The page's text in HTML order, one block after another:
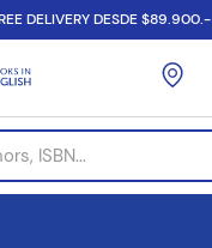
DELIVERY DESDE $89.900.-
ISBN...